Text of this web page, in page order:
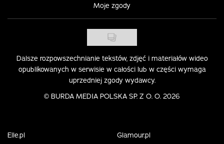
Moje zgody
Dalsze rozpowszechnianie tekstów, zdjęć i materiałów wideo
opublikowanych w serwisie w całości lub w części wymaga
uprzedniej zgody wydawcy.
© BURDA MEDIA POLSKA SP. Z O. O. 2026
Elle.pl
Glamour.pl